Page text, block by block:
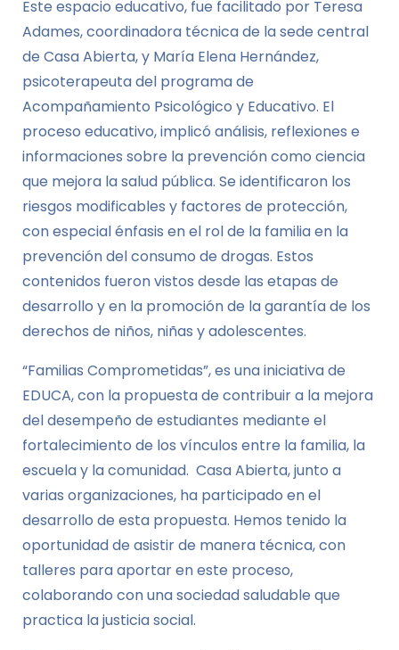
Este espacio educativo, fue facilitado por Teresa
Adames, coordinadora técnica de la sede central
de Casa Abierta, y María Elena Hernández,
psicoterapeuta del programa de
Acompañamiento Psicológico y Educativo. El
proceso educativo, implicó análisis, reflexiones e
informaciones sobre la prevención como ciencia
que mejora la salud pública. Se identificaron los
riesgos modificables y factores de protección,
con especial énfasis en el rol de la familia en la
prevención del consumo de drogas. Estos
contenidos fueron vistos desde las etapas de
desarrollo y en la promoción de la garantía de los
derechos de niños, niñas y adolescentes.
“Familias Comprometidas”, es una iniciativa de
EDUCA, con la propuesta de contribuir a la mejora
del desempeño de estudiantes mediante el
fortalecimiento de los vínculos entre la familia, la
escuela y la comunidad. Casa Abierta, junto a
varias organizaciones, ha participado en el
desarrollo de esta propuesta. Hemos tenido la
oportunidad de asistir de manera técnica, con
talleres para aportar en este proceso,
colaborando con una sociedad saludable que
practica la justicia social.